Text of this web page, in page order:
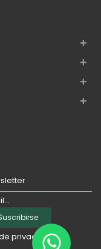
+
+
+
+
privacidad